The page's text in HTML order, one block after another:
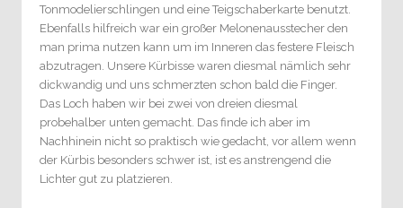
Tonmodelierschlingen und eine Teigschaberkarte benutzt.
Ebenfalls hilfreich war ein großer Melonenausstecher den
man prima nutzen kann um im Inneren das festere Fleisch
abzutragen. Unsere Kürbisse waren diesmal nämlich sehr
dickwandig und uns schmerzten schon bald die Finger.
Das Loch haben wir bei zwei von dreien diesmal
probehalber unten gemacht. Das finde ich aber im
Nachhinein nicht so praktisch wie gedacht, vor allem wenn
der Kürbis besonders schwer ist, ist es anstrengend die
Lichter gut zu platzieren.